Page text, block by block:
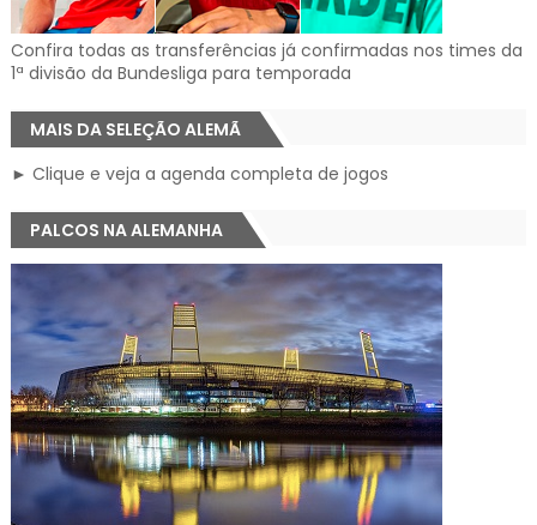
Confira todas as transferências já confirmadas nos times da
1ª divisão da Bundesliga para temporada
MAIS DA SELEÇÃO ALEMÃ
► Clique e veja a agenda completa de jogos
PALCOS NA ALEMANHA